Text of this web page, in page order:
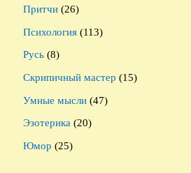
Притчи (26)
Психология (113)
Русь (8)
Скрипичный мастер (15)
Умные мысли (47)
Эзотерика (20)
Юмор (25)